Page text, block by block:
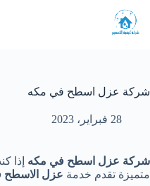
إلى
المحتوى
شركة عزل اسطح في مكه
28 فبراير، 2023
شركة عزل اسطح في مكه إذا
متميزة تقدم خدمة عزل الاسطح